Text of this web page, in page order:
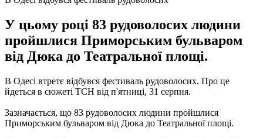
У цьому році 83 рудоволосих людини
пройшлися Приморським бульваром
від Дюка до Театральної площі.
В Одесі втретє відбувся фестиваль рудоволосих. Про це
йдеться в сюжеті ТСН від п'ятниці, 31 серпня.
Зазначається, що 83 рудоволосих людини пройшлися
Приморським бульваром від Дюка до Театральної площі.